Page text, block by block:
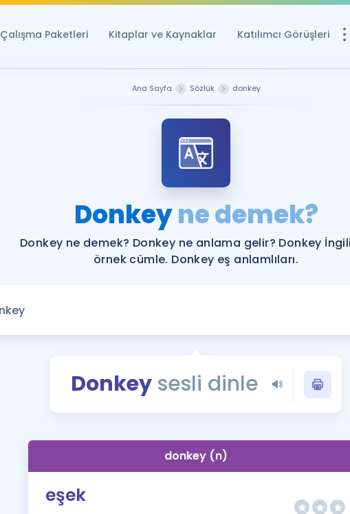
Çalışma Paketleri Kitaplar ve Kaynaklar Katılımcı Görüşleri
YDS ve YÖKDİL
Rehberlik Aracı
YDS ve YÖKDİL'e
Tüm ÖSYM
YDS - YÖKDİL
İngilizce Gramer
Ana Sayfa Sözlük donkey
Donkeyne demek?
Donkey ne demek? Donkey ne anlama gelir? Donkey
örnek cümle. Donkey eş anlamlıları.
Donkeysesli dinle
donkey (n)
eşek